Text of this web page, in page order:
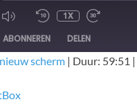
1X
ABONNEREN DELEN
scherm | Duur: 59:51 |